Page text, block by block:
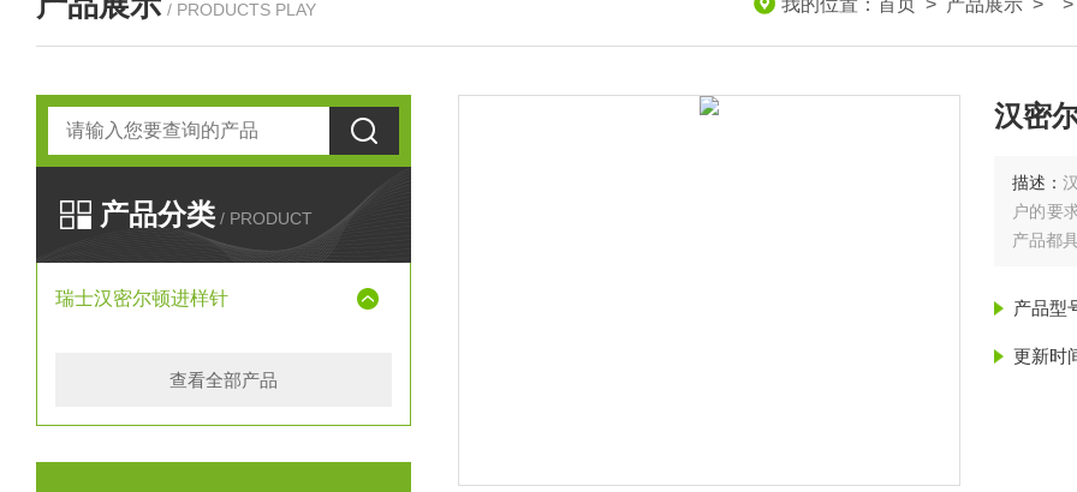
/ PRODUCTS PLAY 我的位置： 首页 > 产品展示 > >
产品分类 / PRODUCT
瑞士汉密尔顿进样针
查看全部产品
汉密
描述：
户的要
产品都
产品型
更新时